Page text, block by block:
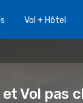
Vol + Hôtel
Vol pas